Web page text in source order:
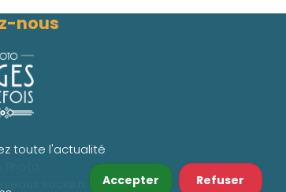
Accepter Refuser
nous
toute l'actualité